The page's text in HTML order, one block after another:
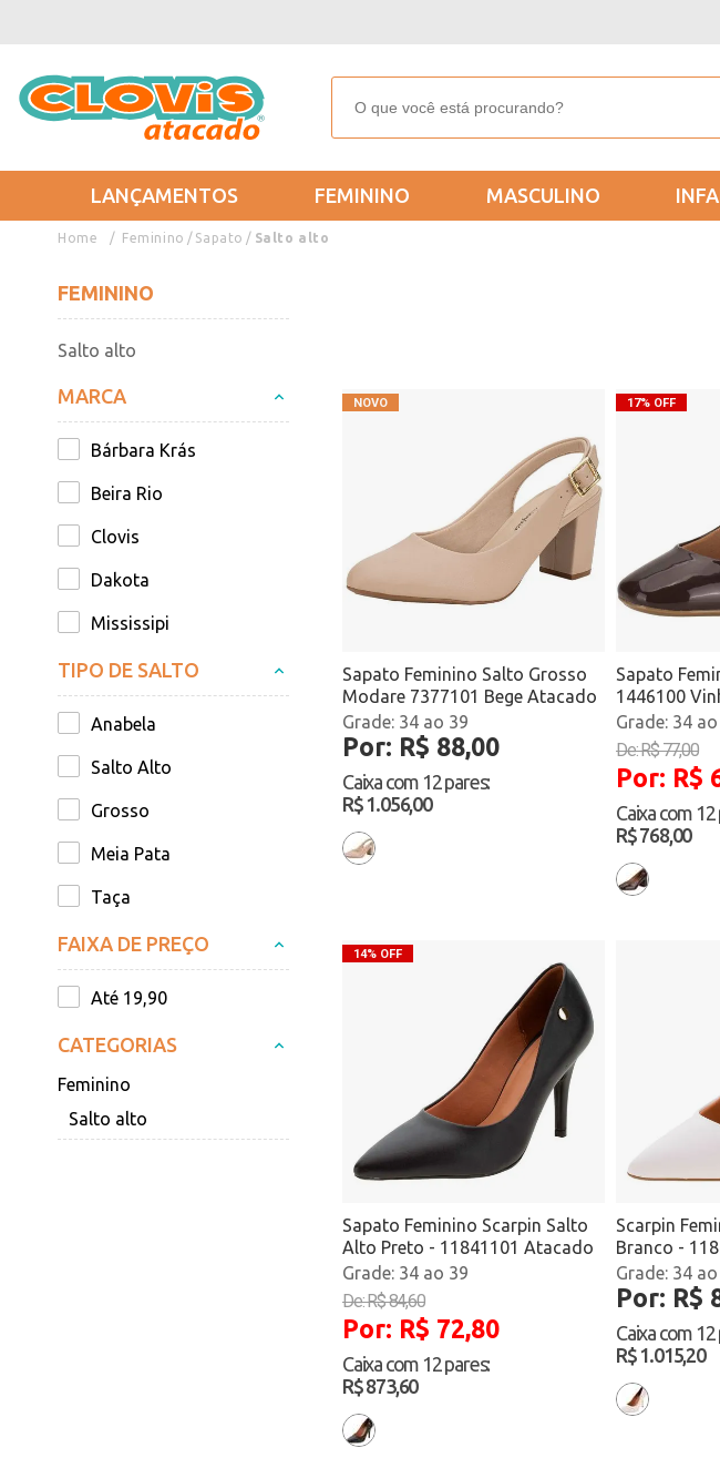
LANÇAMENTOS FEMININO MASCULINO
Feminino Sapato Salto alto
FEMININO
Salto alto
MARCA
Bárbara Krás
Beira Rio
Clovis
Dakota
Mississipi
Modare
TIPO DE SALTO
Anabela
Salto Alto
Grosso
Meia Pata
Taça
Fino
FAIXA DE PREÇO
Até 19,90
CATEGORIAS
Feminino
Salto alto
Sapato Feminino Salto Grosso
Modare 7377101 Bege Atacado
34 ao 39
Por: R$ 88,00
Caixa com 12 pares:
R$ 1.056,00
Sapato
1446100
34
De: R$ 77,00
Por: R$
Caixa com 12
R$ 768,00
17% OFF
Sapato Feminino Scarpin Salto
Alto Preto - 11841101 Atacado
34 ao 39
De: R$ 84,60
Por: R$ 72,80
Caixa com 12 pares:
R$ 873,60
14% OFF
Scarpin
Branco -
34
Por: R$
Caixa com 12
R$ 1.015,20